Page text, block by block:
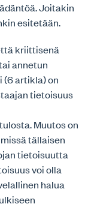
Joitakin
esitetään.
kriittisenä
annetun
(6 artikla) on
tietoisuus
Muutos on
tällaisen
tietoisuutta
voi olla
halua